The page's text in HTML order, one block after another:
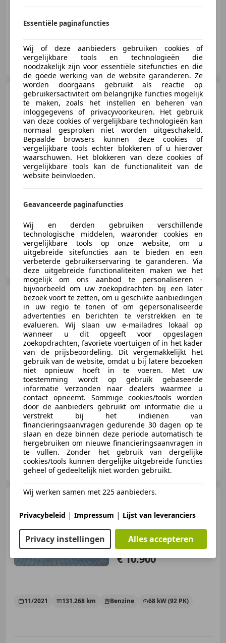
Autobedrijf Gerard Bril
NL-7691 CK BERGENTHEIM
Hyundai i101.0 Comfort,
Carplay, Airco, nette auto
€ 9.950 1
Autobedrijf Gerard Bril
NL-7691 CK BERGENTHEIM
Audi A3Sportback 1.4 TFSI
CoD Sport Pro Line S
€ 12.450
10/2016 186.967 km Benzine
110 kW (150 PK)
Autobedrijf Gerard Bril
NL-7691 CK BERGENTHEIM
€ 10.900
11/2021 131.268 km Benzine 68 kW (92 PK)
Essentiële paginafuncties
Wij of deze aanbieders gebruiken cookies of
vergelijkbare tools en technologieën die
noodzakelijk zijn voor essentiële sitefuncties en die
de goede werking van de website garanderen. Ze
worden doorgaans gebruikt als reactie op
gebruikersactiviteit om belangrijke functies mogelijk
te maken, zoals het instellen en beheren van
inloggegevens of privacyvoorkeuren. Het gebruik
van deze cookies of vergelijkbare technologieën kan
normaal gesproken niet worden uitgeschakeld.
Bepaalde browsers kunnen deze cookies of
vergelijkbare tools echter blokkeren of u hierover
waarschuwen. Het blokkeren van deze cookies of
vergelijkbare tools kan de functionaliteit van de
website beïnvloeden.
Geavanceerde paginafuncties
Wij en derden gebruiken verschillende
technologische middelen, waaronder cookies en
vergelijkbare tools op onze website, om u
uitgebreide sitefuncties aan te bieden en een
verbeterde gebruikerservaring te garanderen. Via
deze uitgebreide functionaliteiten maken we het
mogelijk om ons aanbod te personaliseren -
bijvoorbeeld om uw zoekopdrachten bij een later
bezoek voort te zetten, om u geschikte aanbiedingen
in uw regio te tonen of om gepersonaliseerde
advertenties en berichten te verstrekken en te
evalueren. Wij slaan uw e-mailadres lokaal op
wanneer u dit opgeeft voor opgeslagen
zoekopdrachten, favoriete voertuigen of in het kader
van de prijsbeoordeling. Dit vergemakkelijkt het
gebruik van de website, omdat u bij latere bezoeken
niet opnieuw hoeft in te voeren. Met uw
toestemming wordt op gebruik gebaseerde
informatie verzonden naar dealers waarmee u
contact opneemt. Sommige cookies/tools worden
door de aanbieders gebruikt om informatie die u
verstrekt bij het indienen van
financieringsaanvragen gedurende 30 dagen op te
slaan en deze binnen deze periode automatisch te
hergebruiken om nieuwe financieringsaanvragen in
te vullen. Zonder het gebruik van dergelijke
cookies/tools kunnen dergelijke uitgebreide functies
geheel of gedeeltelijk niet worden gebruikt.
Wij werken samen met 225 aanbieders.
Privacybeleid | Impressum | Lijst van leveranciers
Privacy instellingen Alles accepteren